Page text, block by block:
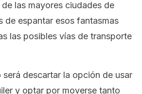
las mayores ciudades de
de espantar esos fantasmas
las posibles vías de transporte
será descartar la opción de usar
y optar por moverse tanto